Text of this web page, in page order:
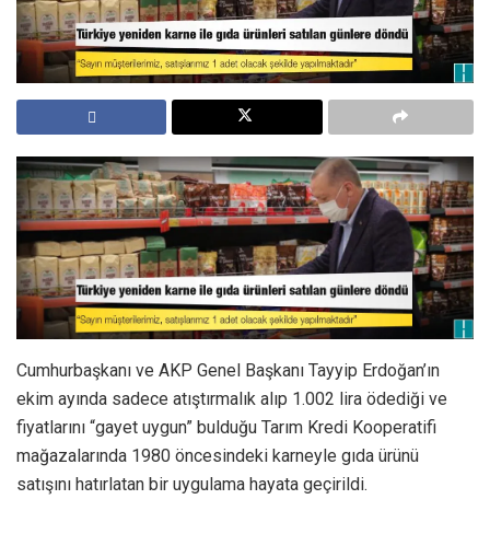
Cumhurbaşkanı ve AKP Genel Başkanı Tayyip Erdoğan’ın
ekim ayında sadece atıştırmalık alıp 1.002 lira ödediği ve
fiyatlarını “gayet uygun” bulduğu Tarım Kredi Kooperatifi
mağazalarında 1980 öncesindeki karneyle gıda ürünü
satışını hatırlatan bir uygulama hayata geçirildi.